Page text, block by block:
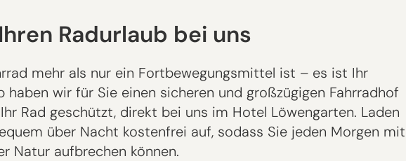
Radurlaub bei uns
mehr als nur ein Fortbewegungsmittel ist – es ist Ihr
haben wir für Sie einen sicheren und großzügigen Fahrradhof
Rad geschützt, direkt bei uns im Hotel Löwengarten. Laden
über Nacht kostenfrei auf, sodass Sie jeden Morgen mit
Natur aufbrechen können.